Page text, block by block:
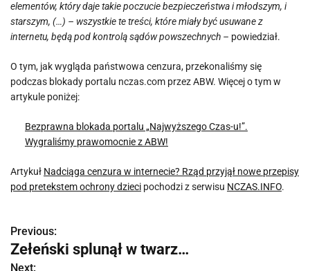
elementów, który daje takie poczucie bezpieczeństwa i młodszym, i
starszym, (…) – wszystkie te treści, które miały być usuwane z
internetu, będą pod kontrolą sądów powszechnych – powiedział.
O tym, jak wygląda państwowa cenzura, przekonaliśmy się
podczas blokady portalu nczas.com przez ABW. Więcej o tym w
artykule poniżej:
Bezprawna blokada portalu „Najwyższego Czas-u!”.
Wygraliśmy prawomocnie z ABW!
Artykuł Nadciąga cenzura w internecie? Rząd przyjął nowe przepisy
pod pretekstem ochrony dzieci pochodzi z serwisu NCZAS.INFO.
N
a
Previous:
Zełeński splunął w twarz…
Next: